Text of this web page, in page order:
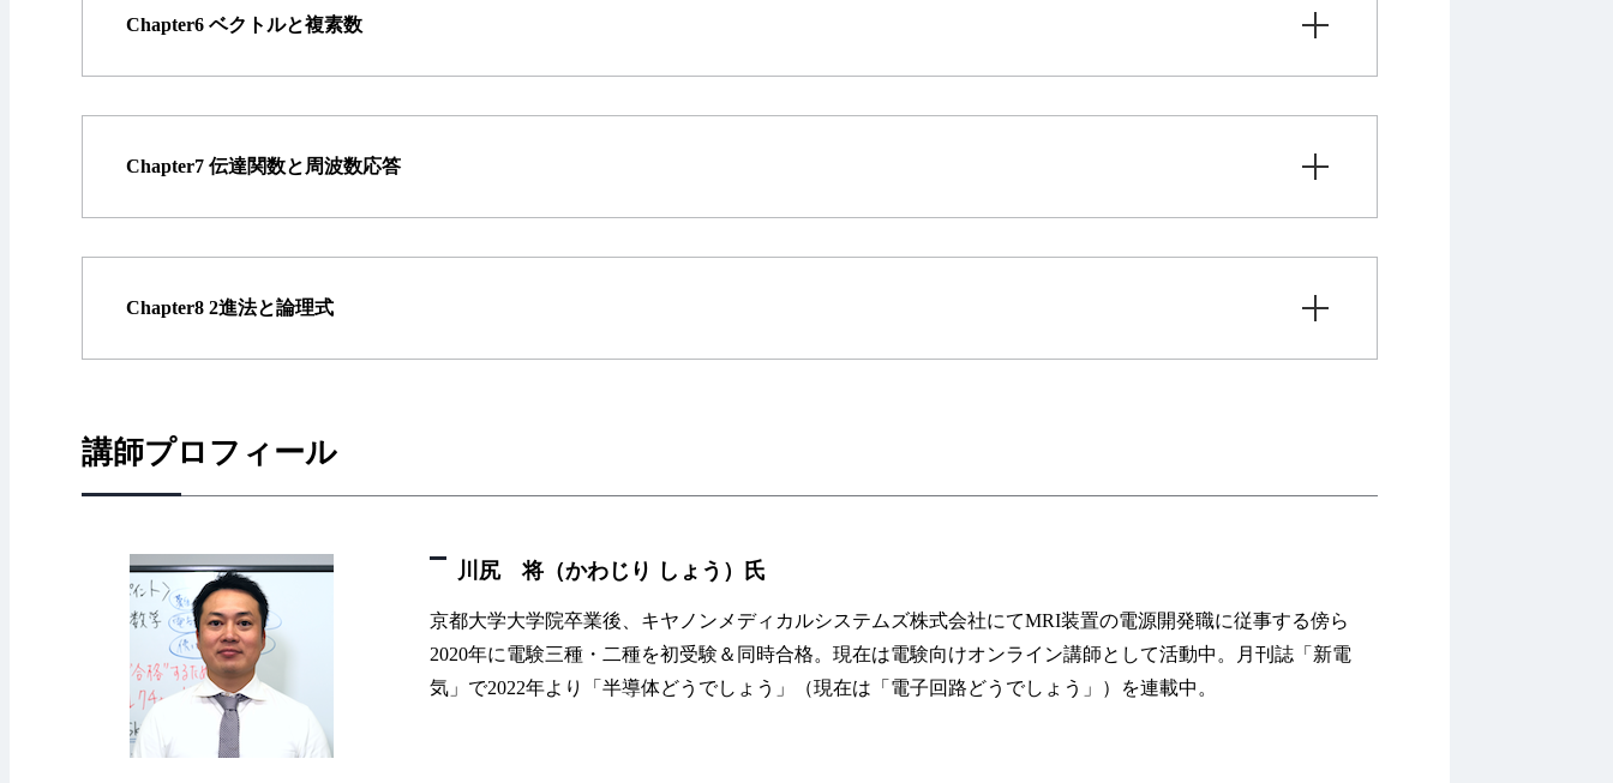
Chapter6 ベクトルと複素数
Chapter7 伝達関数と周波数応答
Chapter8 2進法と論理式
講師プロフィール
川尻 将（かわじり しょう）氏
京都大学大学院卒業後、キヤノンメディカルシステムズ株式会社にてMRI装置の電源開発職に従事する傍ら
2020年に電験三種・二種を初受験＆同時合格。現在は電験向けオンライン講師として活動中。月刊誌「新電
気」で2022年より「半導体どうでしょう」（現在は「電子回路どうでしょう」）を連載中。